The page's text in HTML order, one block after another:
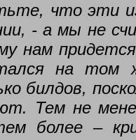
что эти
- а мы не
нам
на том
билдов,
Тем не
более –